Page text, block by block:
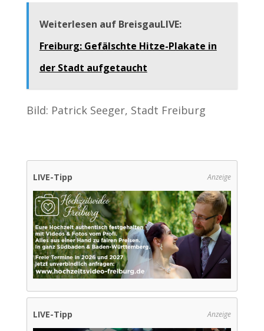
Weiterlesen auf BreisgauLIVE:
Freiburg: Gefälschte Hitze-Plakate in
der Stadt aufgetaucht
Bild: Patrick Seeger, Stadt Freiburg
LIVE-Tipp Anzeige
LIVE-Tipp Anzeige